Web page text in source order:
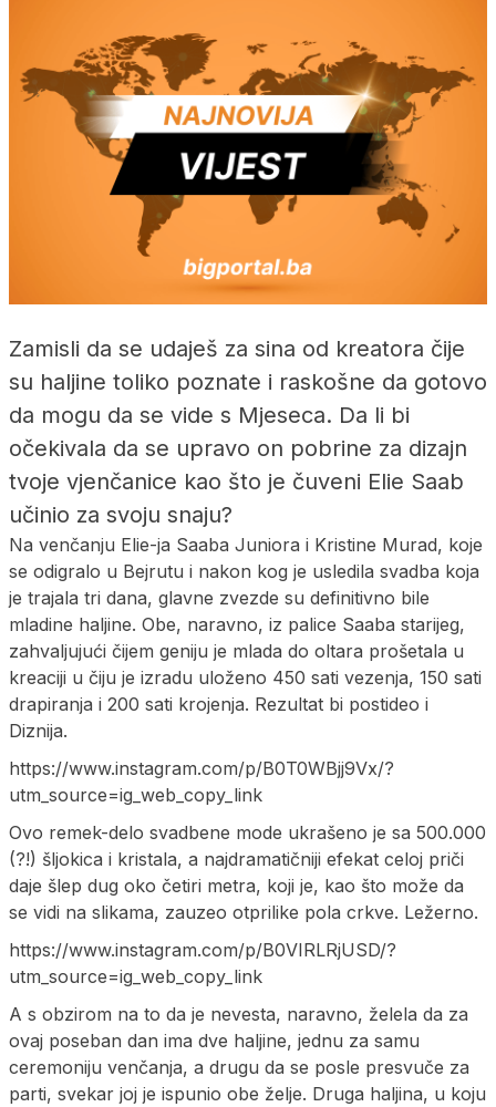
Zamisli da se udaješ za sina od kreatora čije
su haljine toliko poznate i raskošne da gotovo
da mogu da se vide s Mjeseca. Da li bi
očekivala da se upravo on pobrine za dizajn
tvoje vjenčanice kao što je čuveni Elie Saab
učinio za svoju snaju?
Na venčanju Elie-ja Saaba Juniora i Kristine Murad, koje
se odigralo u Bejrutu i nakon kog je usledila svadba koja
je trajala tri dana, glavne zvezde su definitivno bile
mladine haljine. Obe, naravno, iz palice Saaba starijeg,
zahvaljujući čijem geniju je mlada do oltara prošetala u
kreaciji u čiju je izradu uloženo 450 sati vezenja, 150 sati
drapiranja i 200 sati krojenja. Rezultat bi postideo i
Diznija.
https://www.instagram.com/p/B0T0WBjj9Vx/?
utm_source=ig_web_copy_link
Ovo remek-delo svadbene mode ukrašeno je sa 500.000
(?!) šljokica i kristala, a najdramatičniji efekat celoj priči
daje šlep dug oko četiri metra, koji je, kao što može da
se vidi na slikama, zauzeo otprilike pola crkve. Ležerno.
https://www.instagram.com/p/B0VIRLRjUSD/?
utm_source=ig_web_copy_link
A s obzirom na to da je nevesta, naravno, želela da za
ovaj poseban dan ima dve haljine, jednu za samu
ceremoniju venčanja, a drugu da se posle presvuče za
parti, svekar joj je ispunio obe želje. Druga haljina, u koju